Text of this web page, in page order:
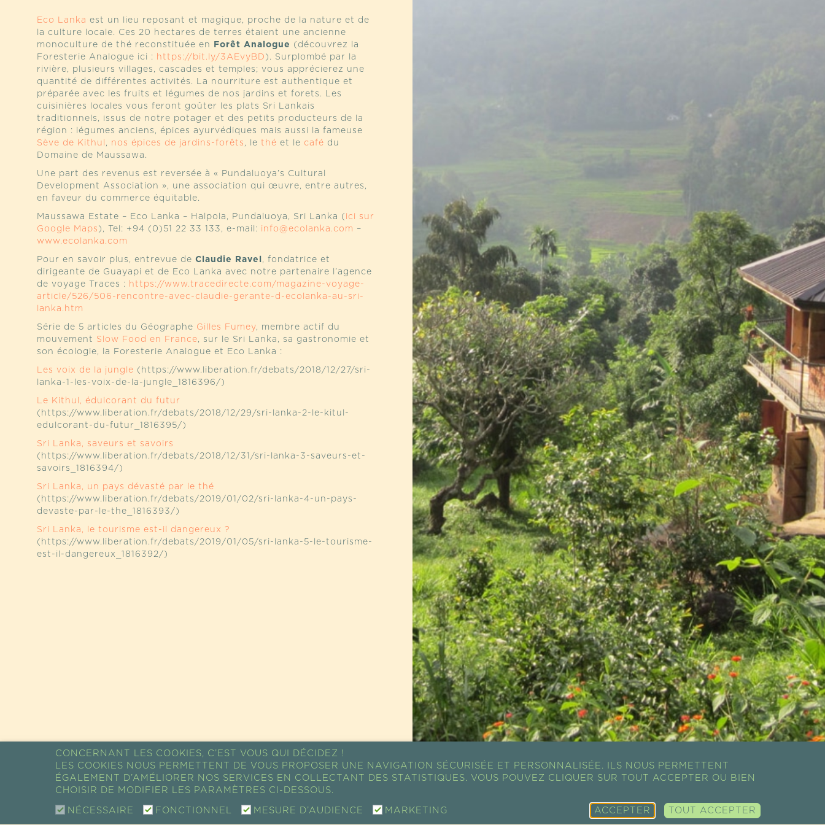
Obadias Batista Garcia, initiateur du Projet Waranà chez les Indiens
Sateré Mawé en 1993 et aujourd’hui Président du
Conseil Général des
Tribus Sateré Mawé
(CGTSM) explique que tout a commencé avec
20kg de Warana*. « À l’époque, vendre du Waranà à l’étranger était un
rêve. Mais le courage et la confiance d’un producteur de l’aire
indigène du fleuve Andirà ont permis de concrétiser cet espoir en
fournissant la première production de 20kg de graines. »
On retrouve à Vinte Quilos 12 hébergements avec des étages en bois,
des toits en paille de canara cousue pour passer la nuit dans les
hamacs, et un étage inférieur avec 1 ou 2 chambres. Le site peut
accueillir des groupes allant jusqu’à 25 personnes.
Pour plus d’informations :www.nusoken.com
Article de Bastien Beaufort , directeur adjoint de GUAYAPI
et docteur
en géographie de l’Université Sorbonne Paris-Cité (
tourisme Vinte Quilo et le Projet Intégré d’ethno-développement
Waranà en Amazonie centrale du Brésil, disponible surJournals Open
Editions:https://journals.openedition.org/ideas/3739
Eco Lanka est un lieu reposant et magique, proche de la nature et de
la culture locale. Ces 20 hectares de terres étaient une ancienne
monoculture de thé reconstituée en
Forêt Analogue (découvrez la
Foresterie Analogue ici : https://bit.ly/3AEvyBD ). Surplombé par la
rivière, plusieurs villages, cascades et temples; vous apprécierez une
quantité de différentes activités. La nourriture est authentique et
préparée avec les fruits et légumes de nos jardins et forets. Les
cuisinières locales vous feront goûter les plats Sri Lankais
traditionnels, issus de notre potager et des petits producteurs de la
région : légumes anciens, épices ayurvédiques mais aussi la fameuse
Sève de Kithul , nos épices de jardins-forêts , le thé et le café du
Domaine de Maussawa.
Une part des revenus est reversée à « Pundaluoya’s Cultural
Development Association », une association qui œuvre, entre autres,
en faveur du commerce équitable.
Maussawa Estate – Eco Lanka – Halpola, Pundaluoya, Sri Lanka ( ici sur
Google Maps ), Tel: +94 (0)51 22 33 133, e-mail: info@ecolanka.com –
www.ecolanka.com
Pour en savoir plus, entrevue de Claudie Ravel , fondatrice et
dirigeante de Guayapi et de Eco Lanka avec notre partenaire l’agence
de voyage Traces : https://www.tracedirecte.com/magazine-voyage-
article/526/506-rencontre-avec-claudie-gerante-d-ecolanka-au-sri-
lanka.htm
Série de 5 articles du Géographe Gilles Fumey, membre actif du
mouvement Slow Food en France, sur le Sri Lanka, sa gastronomie et
son écologie, la Foresterie Analogue et Eco Lanka :
Les voix de la jungle (https://www.liberation.fr/debats/2018/12/27/sri-
lanka-1-les-voix-de-la-jungle_1816396/)
Le Kithul, édulcorant du futur
(https://www.liberation.fr/debats/2018/12/29/sri-lanka-2-le-kitul-
edulcorant-du-futur_1816395/)
Sri Lanka, saveurs et savoirs
(https://www.liberation.fr/debats/2018/12/31/sri-lanka-3-saveurs-et-
savoirs_1816394/)
Sri Lanka, un pays dévasté par le thé
(https://www.liberation.fr/debats/2019/01/02/sri-lanka-4-un-pays-
devaste-par-le-the_1816393/)
Sri Lanka, le tourisme est-il dangereux ?
(https://www.liberation.fr/debats/2019/01/05/sri-lanka-5-le-tourisme-
est-il-dangereux_1816392/)
CONCERNANT LES COOKIES, C’EST VOUS QUI DÉCIDEZ !
LES COOKIES NOUS PERMETTENT DE VOUS PROPOSER UNE NAVIGATION SÉCURISÉE ET PERSONNALISÉE. ILS NOUS PERMETTENT
ÉGALEMENT D’AMÉLIORER NOS SERVICES EN COLLECTANT DES STATISTIQUES. VOUS POUVEZ CLIQUER SUR TOUT ACCEPTER OU BIEN
CHOISIR DE MODIFIER LES PARAMÈTRES CI-DESSOUS.
NÉCESSAIRE FONCTIONNEL MESURE D’AUDIENCE MARKETING ACCEPTER TOUT ACCEPTER